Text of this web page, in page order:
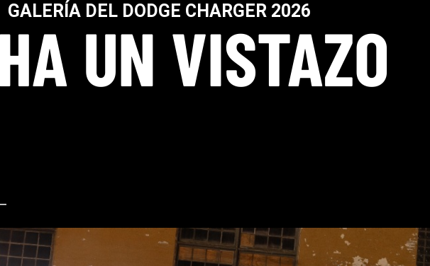
GALERÍA DEL DODGE CHARGER 2026
UN VISTAZO